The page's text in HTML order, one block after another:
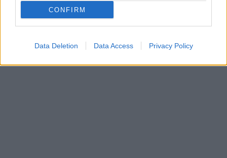
CONFIRM
Data Deletion Data Access Privacy Policy